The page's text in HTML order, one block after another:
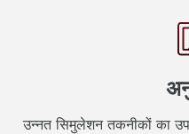
उन्नत सिमुलेशन तकनीकों का